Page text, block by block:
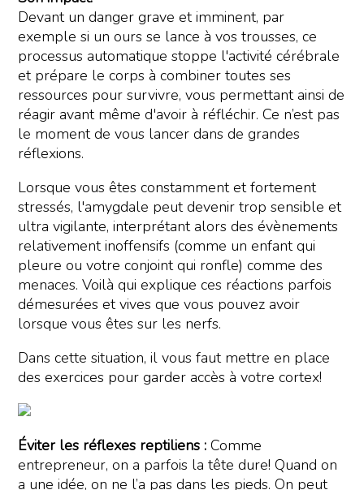
Devant un danger grave et imminent, par
exemple si un ours se lance à vos trousses, ce
processus automatique stoppe l'activité cérébrale
et prépare le corps à combiner toutes ses
ressources pour survivre, vous permettant ainsi de
réagir avant même d'avoir à réfléchir. Ce n’est pas
le moment de vous lancer dans de grandes
réflexions.
Lorsque vous êtes constamment et fortement
stressés, l'amygdale peut devenir trop sensible et
ultra vigilante, interprétant alors des évènements
relativement inoffensifs (comme un enfant qui
pleure ou votre conjoint qui ronfle) comme des
menaces. Voilà qui explique ces réactions parfois
démesurées et vives que vous pouvez avoir
lorsque vous êtes sur les nerfs.
Dans cette situation, il vous faut mettre en place
des exercices pour garder accès à votre cortex!
Éviter les réflexes reptiliens : Comme
entrepreneur, on a parfois la tête dure! Quand on
a une idée, on ne l’a pas dans les pieds. On peut